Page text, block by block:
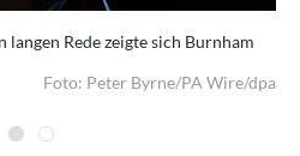
Rede zeigte sich Burnham
Foto: Peter Byrne/PA Wire/dpa